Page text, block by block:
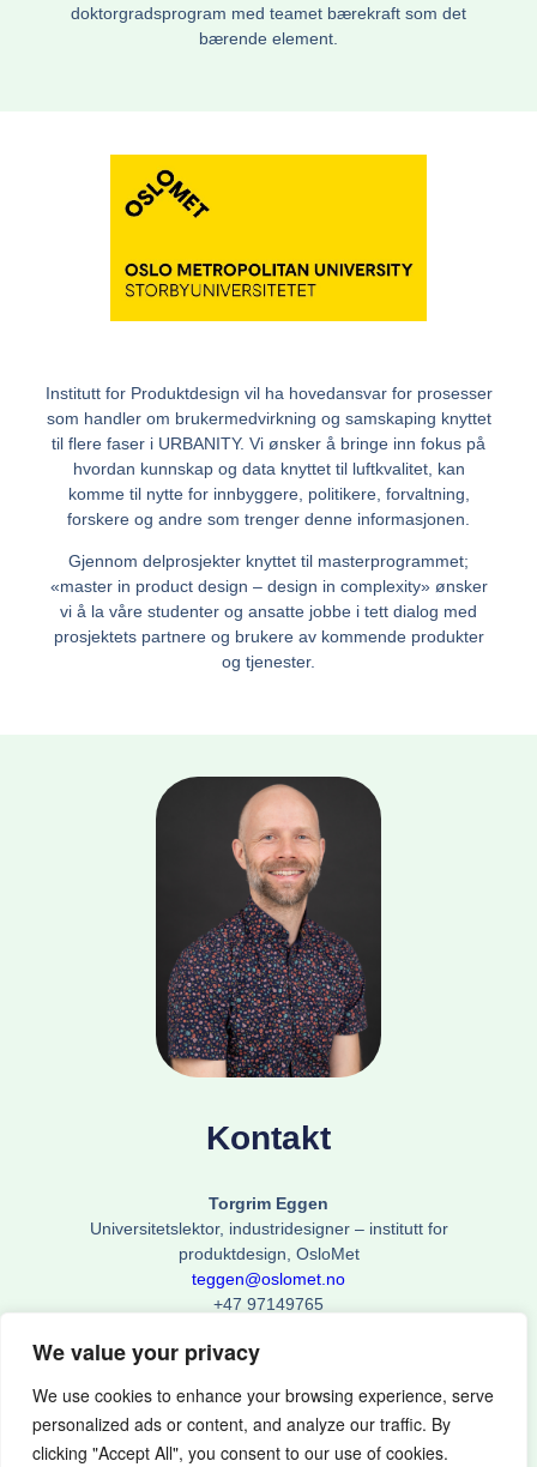
We value your privacy
We use cookies to enhance your browsing experience, serve
personalized ads or content, and analyze our traffic. By
clicking "Accept All", you consent to our use of cookies.
doktorgradsprogram med teamet bærekraft som det
bærende element.
Institutt for Produktdesign vil ha hovedansvar for prosesser
som handler om brukermedvirkning og samskaping knyttet
til flere faser i URBANITY. Vi ønsker å bringe inn fokus på
hvordan kunnskap og data knyttet til luftkvalitet, kan
komme til nytte for innbyggere, politikere, forvaltning,
forskere og andre som trenger denne informasjonen.
Gjennom delprosjekter knyttet til masterprogrammet;
«master in product design – design in complexity» ønsker
vi å la våre studenter og ansatte jobbe i tett dialog med
prosjektets partnere og brukere av kommende produkter
og tjenester.
Kontakt
Torgrim Eggen
Universitetslektor, industridesigner – institutt for
produktdesign, OsloMet
teggen@oslomet.no
+47 97149765